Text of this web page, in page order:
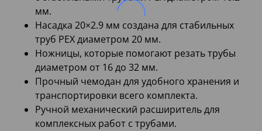
мм.
Насадка 20×2.9 мм создана для стабильных
труб PEX диаметром 20 мм.
Ножницы, которые помогают резать трубы
диаметром от 16 до 32 мм.
Прочный чемодан для удобного хранения и
транспортировки всего комплекта.
Ручной механический расширитель для
комплексных работ с трубами.